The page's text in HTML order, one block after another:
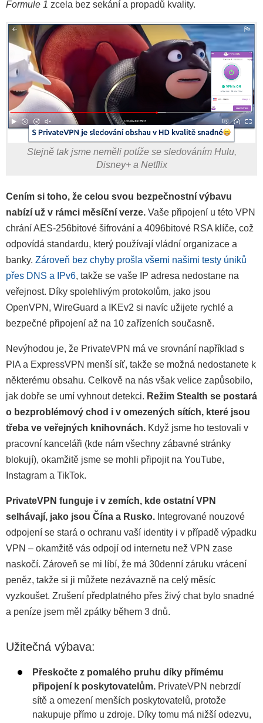
Formule 1 zcela bez sekání a propadů kvality.
Stejně tak jsme neměli potíže se sledováním Hulu,
Disney+ a Netflix
Cením si toho, že celou svou bezpečnostní výbavu
nabízí už v rámci měsíční verze. Vaše připojení u této VPN
chrání AES-256bitové šifrování a 4096bitové RSA klíče, což
odpovídá standardu, který používají vládní organizace a
banky. Zároveň bez chyby prošla všemi našimi testy úniků
přes DNS a IPv6, takže se vaše IP adresa nedostane na
veřejnost. Díky spolehlivým protokolům, jako jsou
OpenVPN, WireGuard a IKEv2 si navíc užijete rychlé a
bezpečné připojení až na 10 zařízeních současně.
Nevýhodou je, že PrivateVPN má ve srovnání například s
PIA a ExpressVPN menší síť, takže se možná nedostanete k
některému obsahu. Celkově na nás však velice zapůsobilo,
jak dobře se umí vyhnout detekci. Režim Stealth se postará
o bezproblémový chod i v omezených sítích, které jsou
třeba ve veřejných knihovnách. Když jsme ho testovali v
pracovní kanceláři (kde nám všechny zábavné stránky
blokují), okamžitě jsme se mohli připojit na YouTube,
Instagram a TikTok.
PrivateVPN funguje i v zemích, kde ostatní VPN
selhávají, jako jsou Čína a Rusko. Integrované nouzové
odpojení se stará o ochranu vaší identity i v případě výpadku
VPN – okamžitě vás odpojí od internetu než VPN zase
naskočí. Zároveň se mi líbí, že má 30denní záruku vrácení
peněz, takže si ji můžete nezávazně na celý měsíc
vyzkoušet. Zrušení předplatného přes živý chat bylo snadné
a peníze jsem měl zpátky během 3 dnů.
Užitečná výbava:
Přeskočte z pomalého pruhu díky přímému
připojení k poskytovatelům. PrivateVPN nebrzdí
sítě a omezení menších poskytovatelů, protože
nakupuje přímo u zdroje. Díky tomu má nižší odezvu,